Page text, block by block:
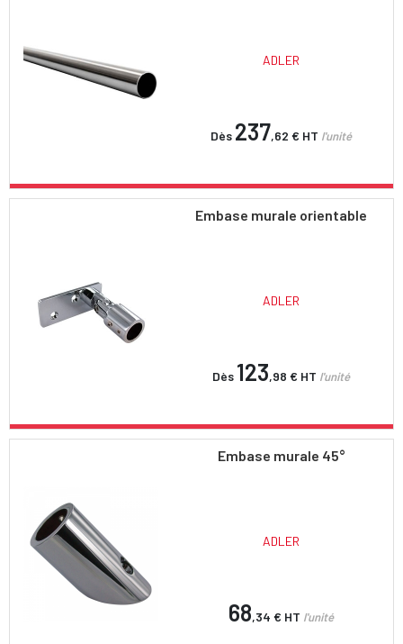
ADLER
Dès 237,62 € HT l'unité
Embase murale orientable
ADLER
Dès 123,98 € HT l'unité
Embase murale 45°
ADLER
68,34 € HT l'unité